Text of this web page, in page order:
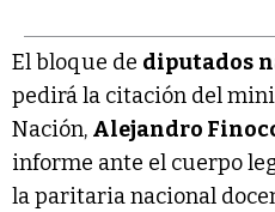
El bloque de diputados
pedirá la citación del
Nación, Alejandro
informe ante el cuerpo
la paritaria nacional